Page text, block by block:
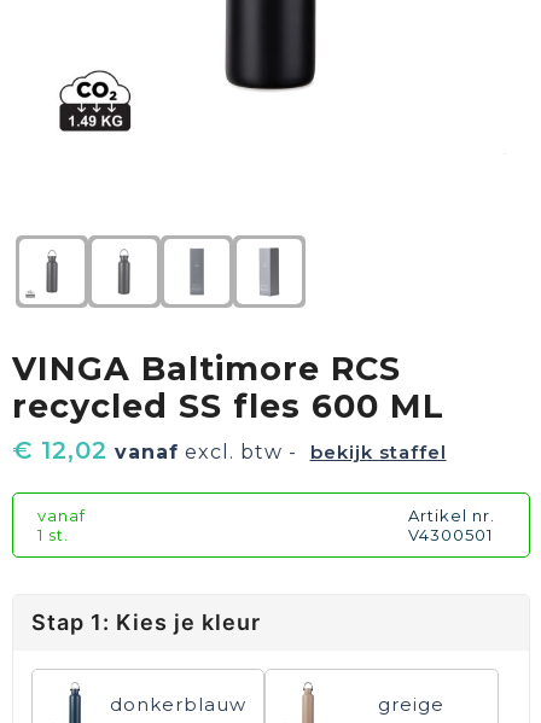
Paraplu's
Sport
Kinderen, Peuters & Baby's
Vrije tijd en Strand
VINGA Baltimore RCS
recycled SS fles 600 ML
€ 12,02 vanaf excl. btw - bekijk staffel
vanaf
1 st.
Artikel nr.
V4300501
Stap 1: Kies je kleur
donkerblauw greige